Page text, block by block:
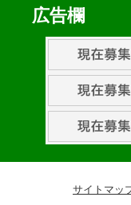
広告欄
サイトマッ